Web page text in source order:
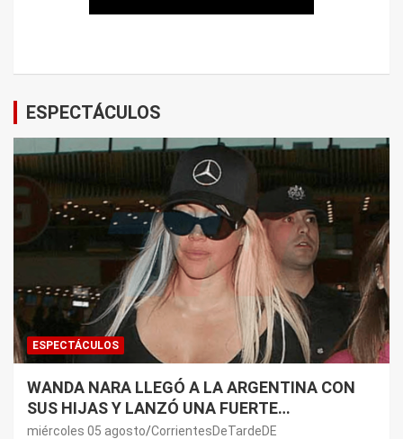
ESPECTÁCULOS
ESPECTÁCULOS
WANDA NARA LLEGÓ A LA ARGENTINA CON
SUS HIJAS Y LANZÓ UNA FUERTE
PREMONICIÓN SOBRE MAURO ICARDI
miércoles 05 agosto CorrientesDeTardeDE